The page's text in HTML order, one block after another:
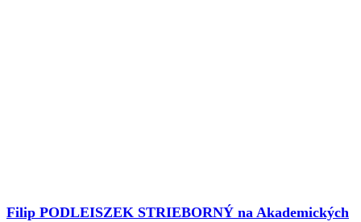
Filip PODLEISZEK STRIEBORNÝ na Akademických